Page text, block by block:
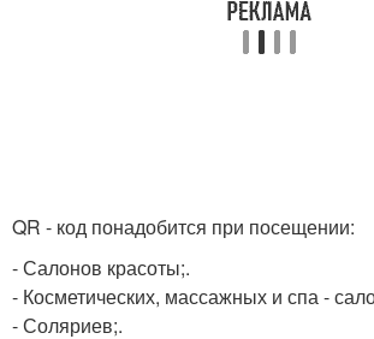
QR - код понадобится при посещении:
- Салонов красоты;.
- Косметических, массажных и спа -
- Соляриев;.